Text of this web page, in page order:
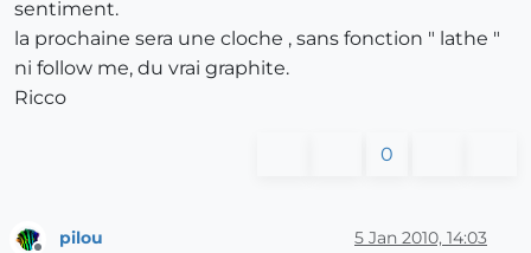
sentiment.
la prochaine sera une cloche , sans fonction " lathe "
ni follow me, du vrai graphite.
Ricco
0
pilou 5 Jan 2010, 14:03